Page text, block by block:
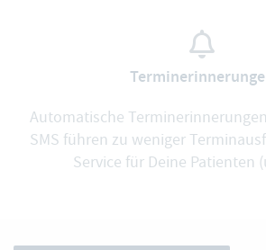
Automatische
SMS führen zu weniger
Service für Deine Patienten